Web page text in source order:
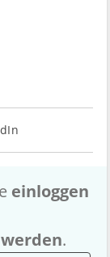
einloggen
.